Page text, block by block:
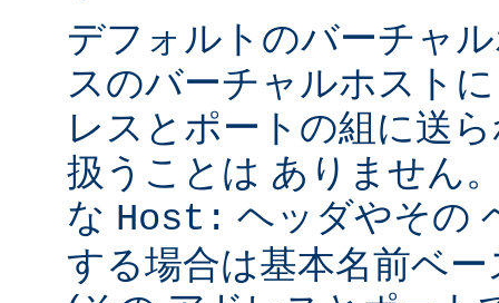
デフォルトのバーチャ
スのバーチャルホスト
レスとポートの組に送
扱うことは ありません
な Host: ヘッダやその
する場合は基本名前ベ